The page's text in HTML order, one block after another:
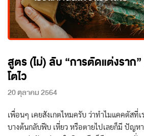
สูตร (ไม่) ลับ “การตัดแต่งราก”
โตไว
20 ตุลาคม 2564
เพื่อนๆ เคยสังเกตไหมครับ ว่าทำไมแคคตัสที่เ
บางต้นกลับฟีบ เหี่ยว หรือตายไปเลยก็มี ปัญหา